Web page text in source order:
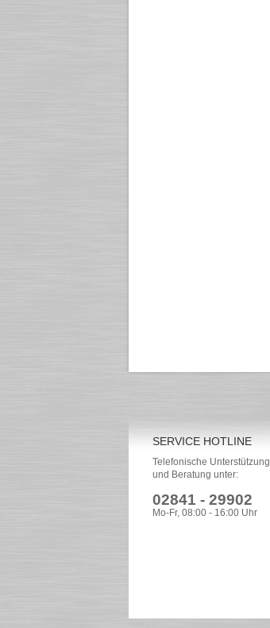
SERVICE HOTLINE
Telefonische Unterstützung
und Beratung unter:
02841 - 29902
Mo-Fr, 08:00 - 16:00 Uhr